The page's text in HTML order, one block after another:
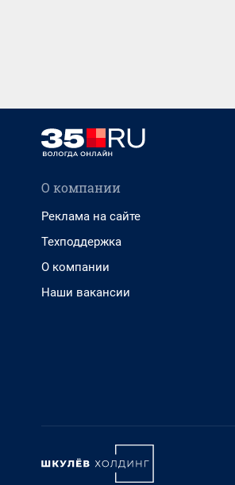
О компании
Реклама на сайте
Техподдержка
О компании
Наши вакансии